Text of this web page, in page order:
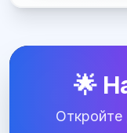
🌟
Откройте